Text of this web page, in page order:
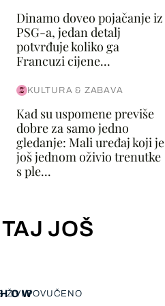
Dinamo doveo pojačanje iz
PSG-a, jedan detalj
potvrđuje koliko ga
Francuzi cijene...
KULTURA & ZABAVA
Kad su uspomene previše
dobre za samo jedno
gledanje: Mali uređaj koji je
još jednom oživio trenutke
s ple...
JOŠ
ŽIVI POVUČENO